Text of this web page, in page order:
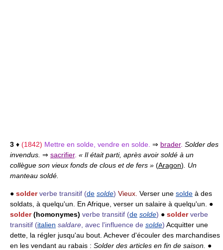
3 ♦ (1842) Mettre en solde, vendre en solde. ⇒ brader. Solder des
invendus. ⇒ sacrifier. « Il était parti, après avoir soldé à un
collègue son vieux fonds de clous et de fers » (Aragon) . Un
manteau soldé.
● solder verbe transitif (de solde) Vieux. Verser une solde à des
soldats, à quelqu'un. En Afrique, verser un salaire à quelqu'un. ●
solder(homonymes) verbe transitif (de solde) ● solder verbe
transitif (italien saldare , avec l'influence de solde) Acquitter une
dette, la régler jusqu'au bout. Achever d'écouler des marchandises
en les vendant au rabais : Solder des articles en fin de saison. ●